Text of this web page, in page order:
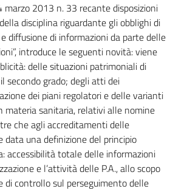
2013 n. 33 recante disposizioni
disciplina riguardante gli obblighi di
diffusione di informazioni da parte delle
introduce le seguenti novità: viene
delle situazioni patrimoniali di
secondo grado; degli atti dei
dei piani regolatori e delle varianti
materia sanitaria, relativi alle nomine
che agli accreditamenti delle
una definizione del principio
accessibilità totale delle informazioni
e l’attività delle P.A., allo scopo
di controllo sul perseguimento delle